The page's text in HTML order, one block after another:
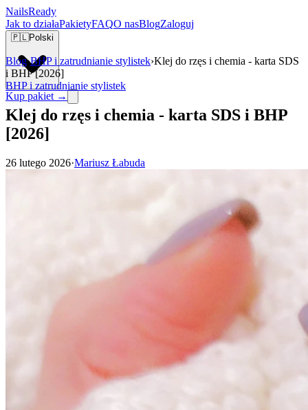
NailsReady
Jak to działaPakietyFAQO nasBlogZaloguj
🇵🇱Polski
Kup pakiet →
Blog›BHP i zatrudnianie stylistek›Klej do rzęs i chemia - karta SDS
i BHP [2026]
BHP i zatrudnianie stylistek
Klej do rzęs i chemia - karta SDS i BHP
[2026]
26 lutego 2026·Mariusz Łabuda